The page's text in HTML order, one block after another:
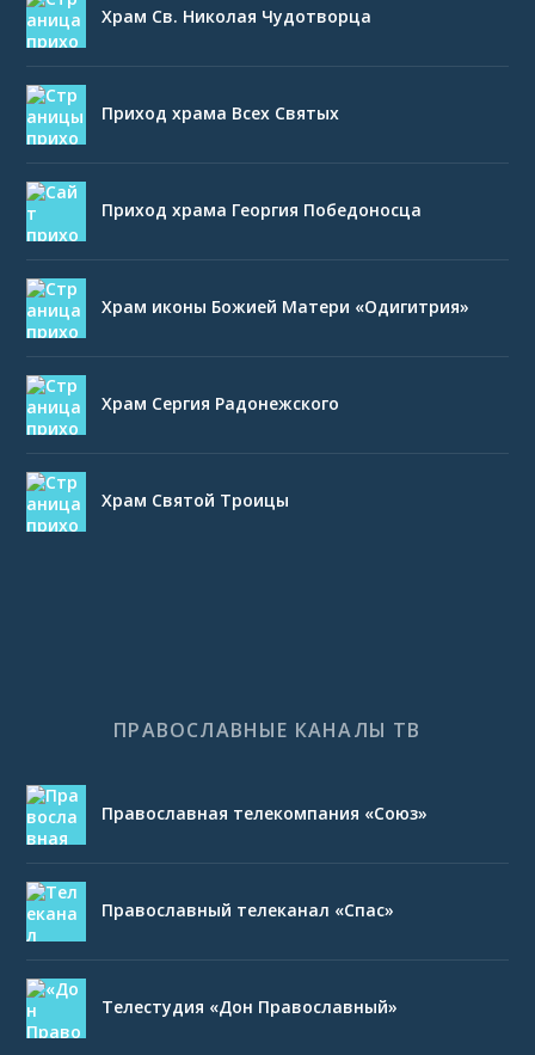
Храм Св. Николая Чудотворца
Приход храма Всех Святых
Приход храма Георгия Победоносца
Храм иконы Божией Матери «Одигитрия»
Храм Сергия Радонежского
Храм Святой Троицы
ПРАВОСЛАВНЫЕ КАНАЛЫ ТВ
Православная телекомпания «Союз»
Православный телеканал «Спас»
Телестудия «Дон Православный»